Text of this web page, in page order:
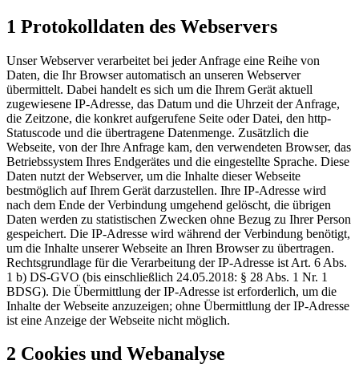
1 Protokolldaten des Webservers
Unser Webserver verarbeitet bei jeder Anfrage eine Reihe von
Daten, die Ihr Browser automatisch an unseren Webserver
übermittelt. Dabei handelt es sich um die Ihrem Gerät aktuell
zugewiesene IP-Adresse, das Datum und die Uhrzeit der Anfrage,
die Zeitzone, die konkret aufgerufene Seite oder Datei, den http-
Statuscode und die übertragene Datenmenge. Zusätzlich die
Webseite, von der Ihre Anfrage kam, den verwendeten Browser, das
Betriebssystem Ihres Endgerätes und die eingestellte Sprache. Diese
Daten nutzt der Webserver, um die Inhalte dieser Webseite
bestmöglich auf Ihrem Gerät darzustellen. Ihre IP-Adresse wird
nach dem Ende der Verbindung umgehend gelöscht, die übrigen
Daten werden zu statistischen Zwecken ohne Bezug zu Ihrer Person
gespeichert. Die IP-Adresse wird während der Verbindung benötigt,
um die Inhalte unserer Webseite an Ihren Browser zu übertragen.
Rechtsgrundlage für die Verarbeitung der IP-Adresse ist Art. 6 Abs.
1 b) DS-GVO (bis einschließlich 24.05.2018: § 28 Abs. 1 Nr. 1
BDSG). Die Übermittlung der IP-Adresse ist erforderlich, um die
Inhalte der Webseite anzuzeigen; ohne Übermittlung der IP-Adresse
ist eine Anzeige der Webseite nicht möglich.
2 Cookies und Webanalyse